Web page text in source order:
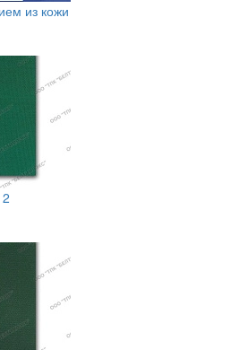
из кожи